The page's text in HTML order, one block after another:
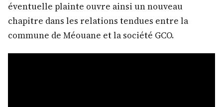
éventuelle plainte ouvre ainsi un nouveau
chapitre dans les relations tendues entre la
commune de Méouane et la société GCO.